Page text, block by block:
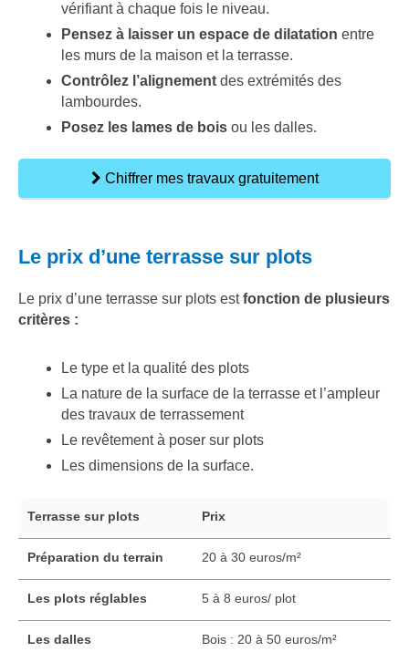
vérifiant à chaque fois le niveau.
Pensez à laisser un espace de dilatation entre
les murs de la maison et la terrasse.
Contrôlez l’alignement des extrémités des
lambourdes.
Posez les lames de boisou les dalles.
Chiffrer mes travaux gratuitement
Le prix d’une terrasse sur plots
Le prix d’une terrasse sur plots estfonction de plusieurs
critères :
Le type et la qualité des plots
La nature de la surface de la terrasse et l’ampleur
des travaux de terrassement
Le revêtement à poser sur plots
Les dimensions de la surface.
Terrasse sur plots Prix
Préparation du terrain 20 à 30 euros/m²
Les plots réglables 5 à 8 euros/ plot
Les dalles
Bois : 20 à 50 euros/m²